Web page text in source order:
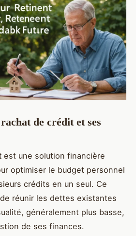
de crédit et ses
est une solution financière
optimiser le budget personnel
crédits en un seul. Ce
réunir les dettes existantes
généralement plus basse,
de ses finances.